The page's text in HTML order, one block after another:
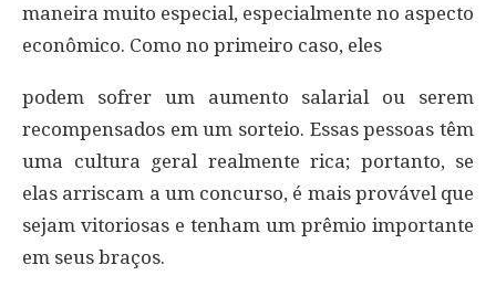
maneira muito especial, especialmente no aspecto
econômico. Como no primeiro caso, eles
podem sofrer um aumento salarial ou serem
recompensados em um sorteio. Essas pessoas têm
uma cultura geral realmente rica; portanto, se
elas arriscam a um concurso, é mais provável que
sejam vitoriosas e tenham um prêmio importante
em seus braços.